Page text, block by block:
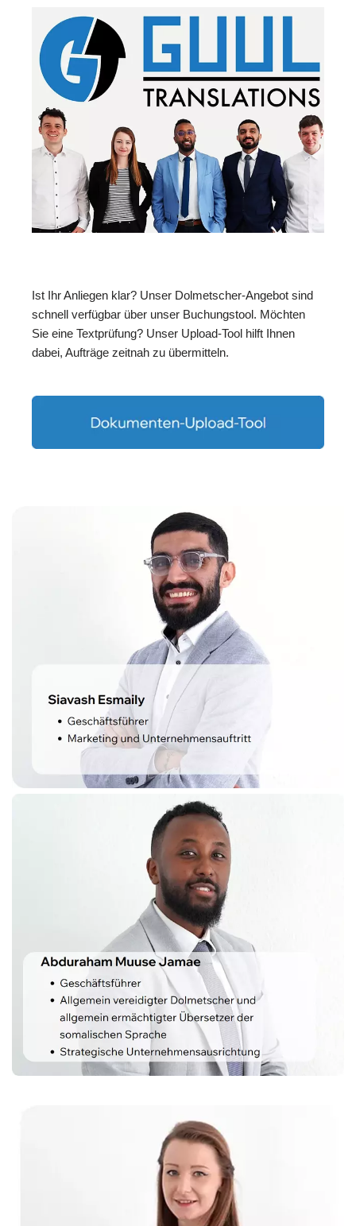
Ist Ihr Anliegen klar? Unser Dolmetscher-Angebot sind
schnell verfügbar über unser Buchungstool. Möchten
Sie eine Textprüfung? Unser Upload-Tool hilft Ihnen
dabei, Aufträge zeitnah zu übermitteln.